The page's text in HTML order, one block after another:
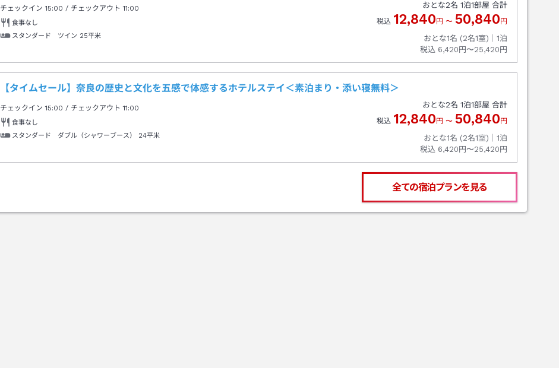
チェックイン15:00 / チェックアウト 11:00
食事なし
スタンダード ツイン 25平米
おとな2名 1泊1部屋 合計
税込 12,840 円 〜 50,840 円
おとな1名 (2名1室)｜ 1泊
税込 6,420円〜25,420円
【タイムセール】奈良の歴史と文化を五感で体感するホテルステイ＜素泊まり・添い寝無料＞
チェックイン15:00 / チェックアウト 11:00
食事なし
スタンダード ダブル（シャワーブース）
24平米
おとな2名 1泊1部屋 合計
税込 12,840 円 〜 50,840 円
おとな1名 (2名1室)｜ 1泊
税込 6,420円〜25,420円
全ての宿泊プランを見る